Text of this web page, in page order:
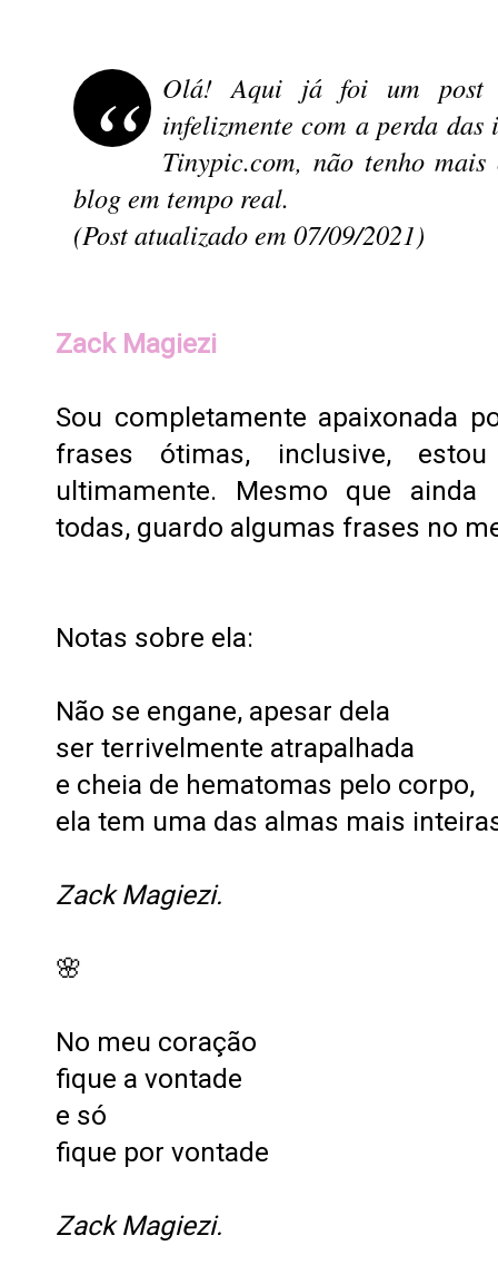
Olá! Aqui já foi um post
infelizmente com a perda das
Tinypic.com, não tenho
blog em tempo real.
(Post atualizado em 07/09/2021)
Zack Magiezi
Sou completamente apaixonada
frases ótimas, inclusive,
ultimamente. Mesmo que ainda
todas, guardo algumas frases no
Notas sobre ela:
Não se engane, apesar dela
ser terrivelmente atrapalhada
e cheia de hematomas pelo corpo,
ela tem uma das almas mais
Zack Magiezi.
🌸
No meu coração
fique a vontade
e só
fique por vontade
Zack Magiezi.